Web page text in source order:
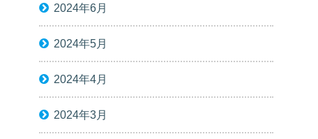
2024年6月
2024年5月
2024年4月
2024年3月